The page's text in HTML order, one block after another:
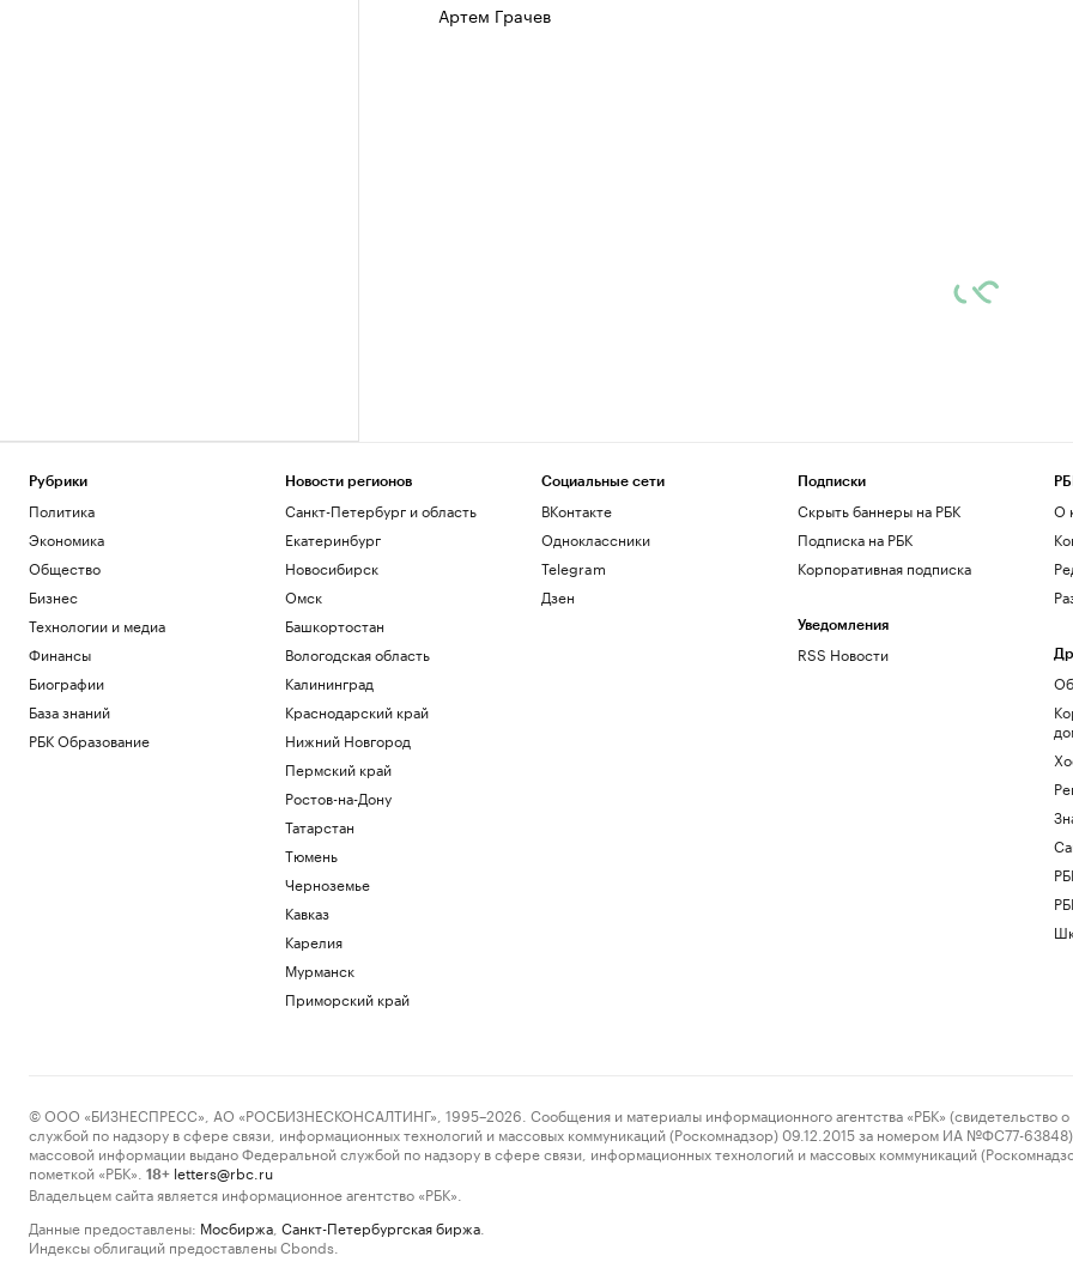
Артем Грачев
Рубрики
Политика
Экономика
Общество
Бизнес
Технологии и медиа
Финансы
Биографии
База знаний
РБК Образование
Новости регионов
Санкт-Петербург и область
Екатеринбург
Новосибирск
Омск
Башкортостан
Вологодская область
Калининград
Краснодарский край
Нижний Новгород
Пермский край
Ростов-на-Дону
Татарстан
Тюмень
Черноземье
Кавказ
Карелия
Мурманск
Приморский край
Социальные сети
ВКонтакте
Одноклассники
Telegram
Дзен
Подписки
Скрыть баннеры на РБК
Подписка на РБК
Корпоративная подписка
Уведомления
RSS Новости
О
© ООО «БИЗНЕСПРЕСС», АО «РОСБИЗНЕСКОНСАЛТИНГ», 1995–2026. Сообщения и материалы информационного агентства «РБК» (свидетельство о
службой по надзору в сфере связи, информационных технологий и массовых коммуникаций (Роскомнадзор) 09.12.2015 за номером ИА №ФС77-63848)
массовой информации выдано Федеральной службой по надзору в сфере связи, информационных технологий и массовых коммуникаций
пометкой «РБК».
18+ letters@rbc.ru
Владельцем сайта является информационное агентство «РБК».
Данные предоставлены: Мосбиржа Санкт-Петербургская биржа
Индексы облигаций предоставлены Cbonds.